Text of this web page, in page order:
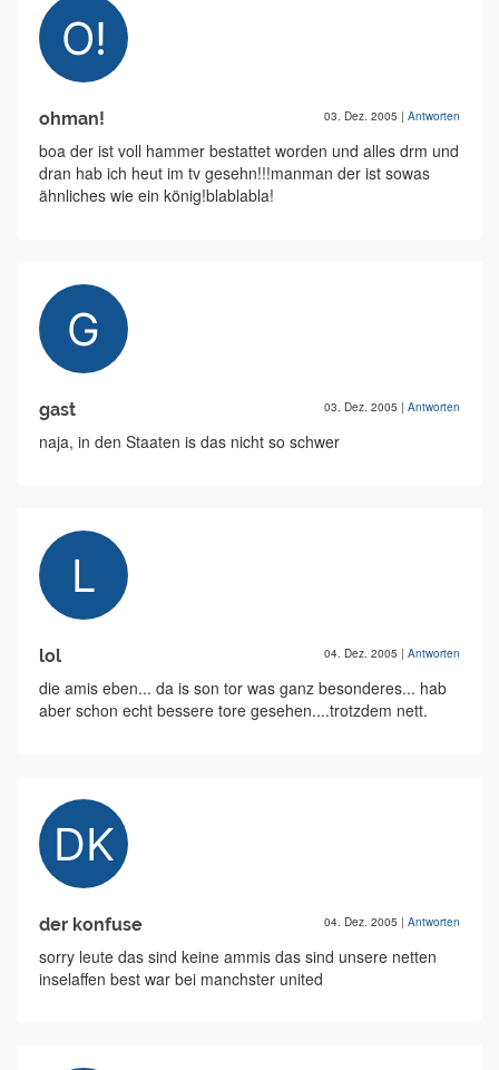
ohman! 03. Dez. 2005 | Antworten
boa der ist voll hammer bestattet worden und alles drm und
dran hab ich heut im tv gesehn!!!manman der ist sowas
ähnliches wie ein könig!blablabla!
gast 03. Dez. 2005 | Antworten
naja, in den Staaten is das nicht so schwer
lol 04. Dez. 2005 | Antworten
die amis eben... da is son tor was ganz besonderes... hab
aber schon echt bessere tore gesehen....trotzdem nett.
der konfuse 04. Dez. 2005 | Antworten
sorry leute das sind keine ammis das sind unsere netten
inselaffen best war bei manchster united